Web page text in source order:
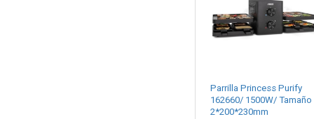
Parrilla Princess Purify
162660/ 1500W/ Tamaño
2*200*230mm